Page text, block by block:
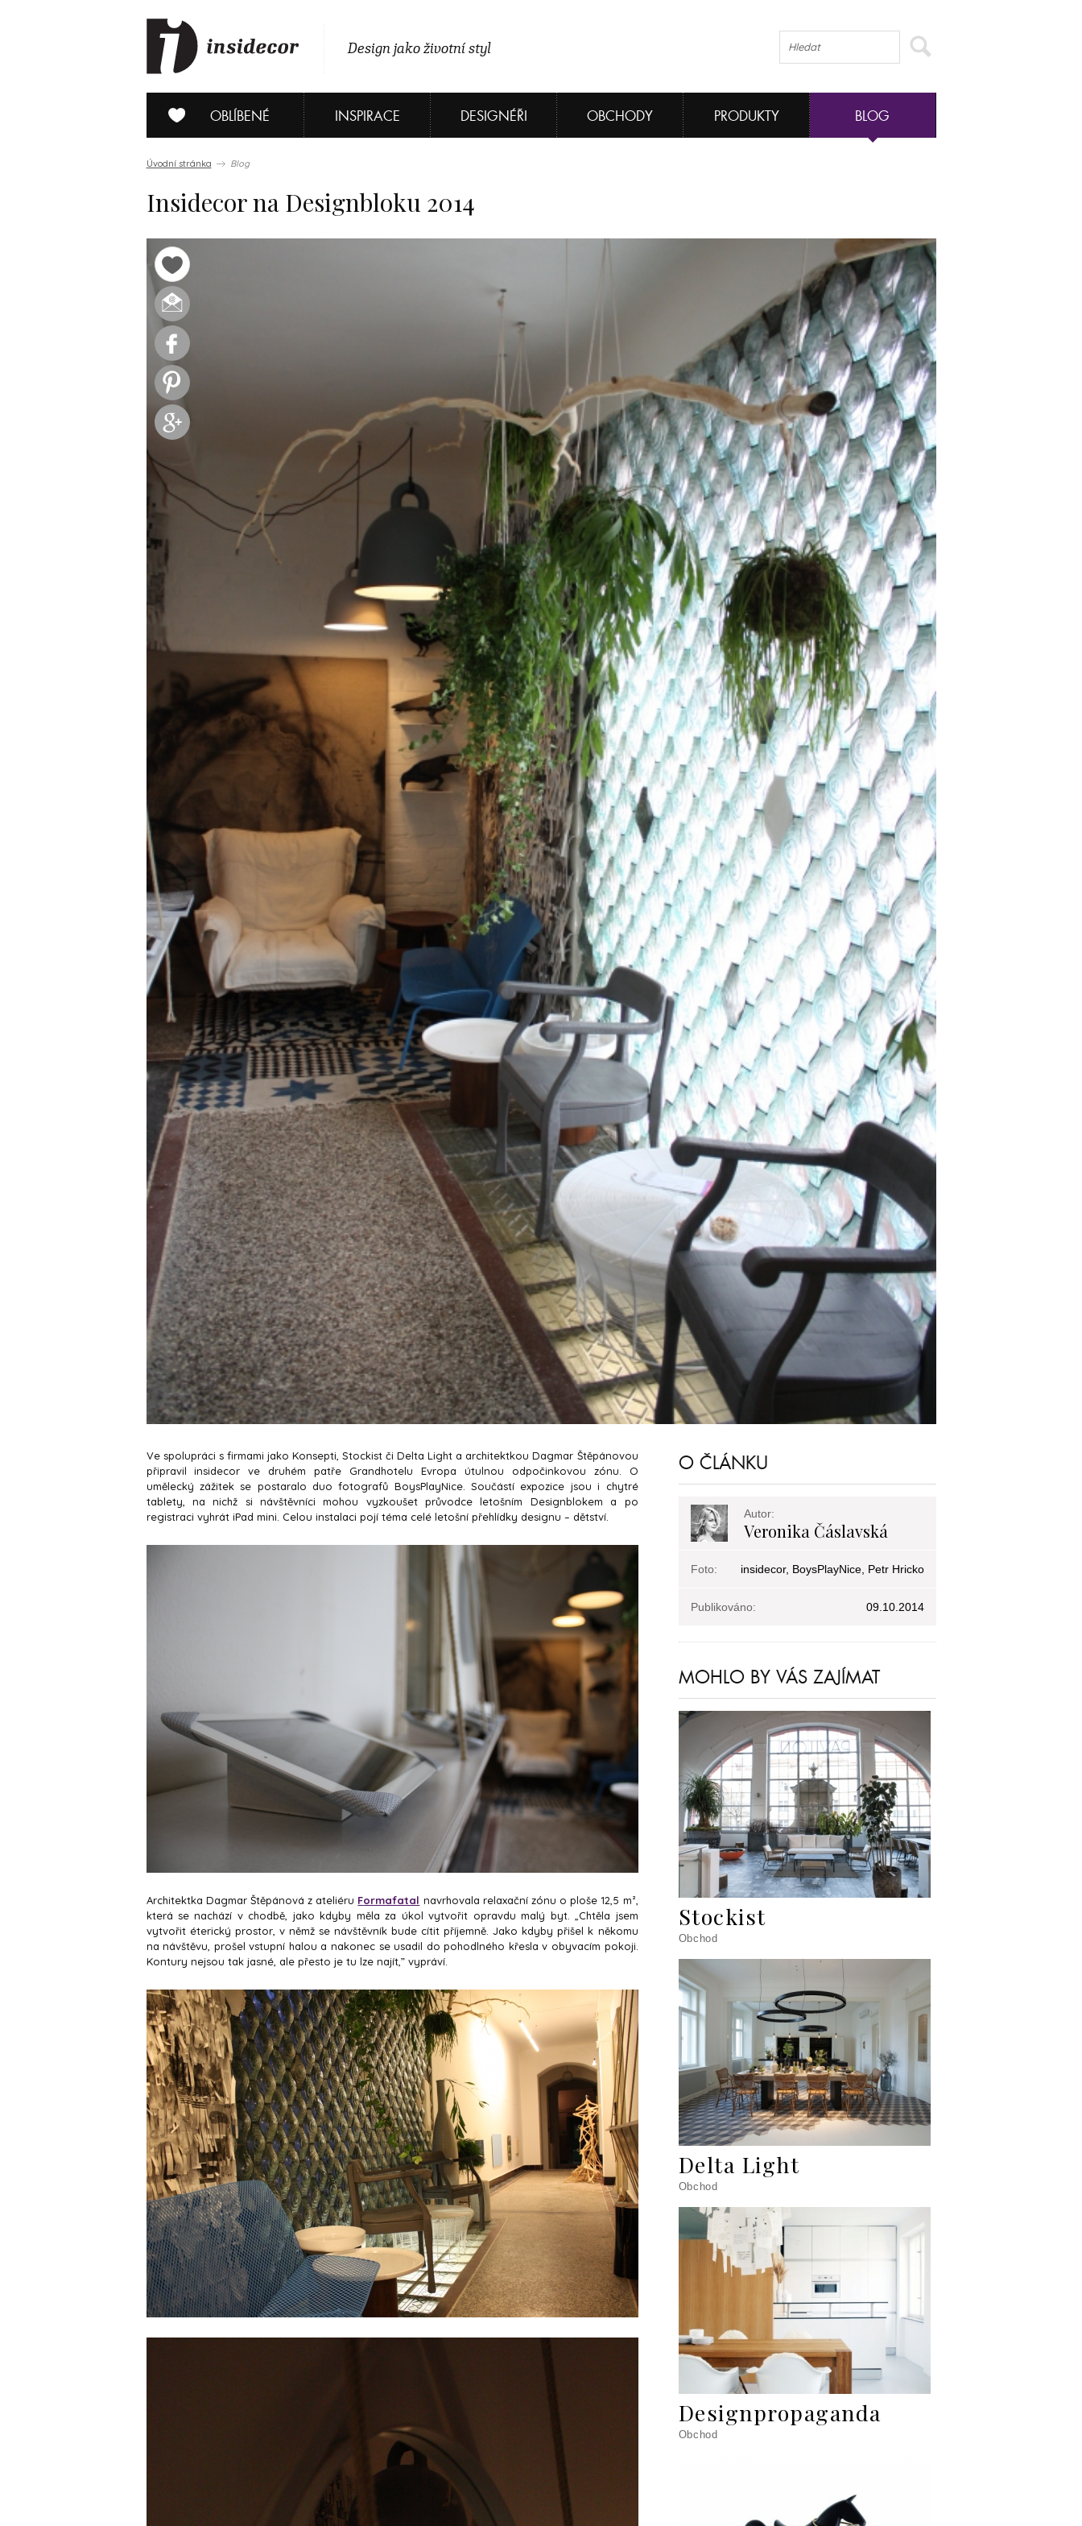
Design jako životní styl
OBLÍBENÉ INSPIRACE DESIGNÉŘI OBCHODY PRODUKTY BLOG
Úvodní stránka Blog
Insidecor na Designbloku 2014
Ve spolupráci s firmami jako Konsepti, Stockist či Delta Light a architektkou Dagmar Štěpánovou
připravil insidecor ve druhém patře Grandhotelu Evropa útulnou odpočinkovou zónu. O
umělecký zážitek se postaralo duo fotografů BoysPlayNice. Součástí expozice jsou i chytré
tablety, na nichž si návštěvníci mohou vyzkoušet průvodce letošním Designblokem a po
registraci vyhrát iPad mini. Celou instalaci pojí téma celé letošní přehlídky designu – dětství.
Architektka Dagmar Štěpánová z ateliéru Formafatal navrhovala relaxační zónu o ploše 12,5 m²,
která se nachází v chodbě, jako kdyby měla za úkol vytvořit opravdu malý byt. „Chtěla jsem
vytvořit éterický prostor, v němž se návštěvník bude cítit příjemně. Jako kdyby přišel k někomu
na návštěvu, prošel vstupní halou a nakonec se usadil do pohodlného křesla v obyvacím pokoji.
Kontury nejsou tak jasné, ale přesto je tu lze najít,” vypráví.
O ČLÁNKU
Autor:
Veronika Čáslavská
Foto: insidecor, BoysPlayNice, Petr Hricko
Publikováno: 09.10.2014
MOHLO BY VÁS ZAJÍMAT
Stockist
Obchod
Delta Light
Obchod
Designpropaganda
Obchod